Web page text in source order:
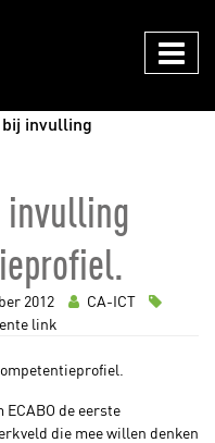
invulling
invulling
2012
CA-ICT
link
de eerste
die mee willen denken